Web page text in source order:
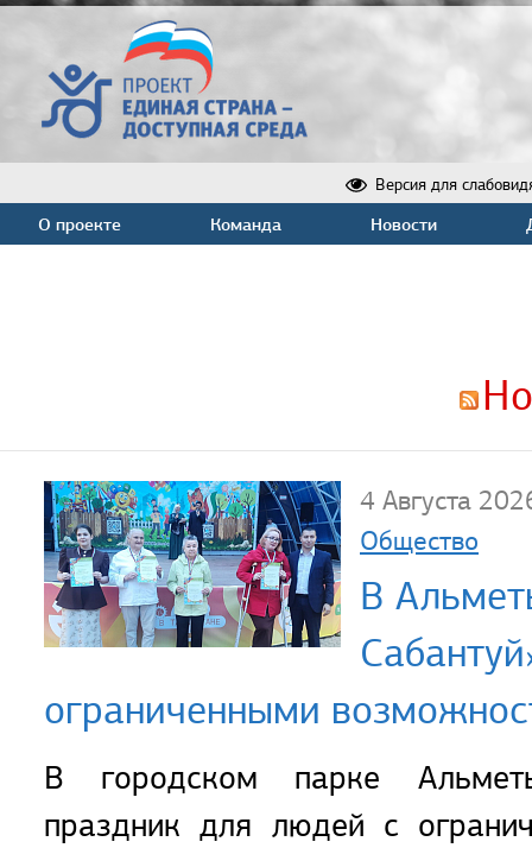
Версия для
О проекте Команда Новости
4 Августа
Общество
В
ограниченными
В городском парке
праздник для людей с